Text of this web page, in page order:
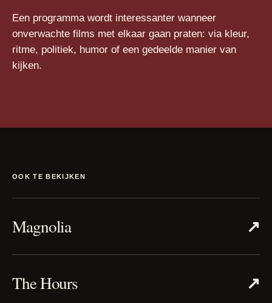
Een programma wordt interessanter wanneer
onverwachte films met elkaar gaan praten: via kleur,
ritme, politiek, humor of een gedeelde manier van
kijken.
OOK TE BEKIJKEN
Magnolia ↗
The Hours ↗